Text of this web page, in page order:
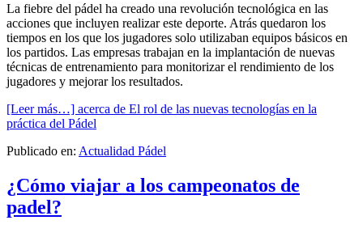
La fiebre del pádel ha creado una revolución tecnológica en las
acciones que incluyen realizar este deporte. Atrás quedaron los
tiempos en los que los jugadores solo utilizaban equipos básicos en
los partidos. Las empresas trabajan en la implantación de nuevas
técnicas de entrenamiento para monitorizar el rendimiento de los
jugadores y mejorar los resultados.
[Leer más…] acerca de El rol de las nuevas tecnologías en la
práctica del Pádel
Publicado en: Actualidad Pádel
¿Cómo viajar a los campeonatos de
padel?